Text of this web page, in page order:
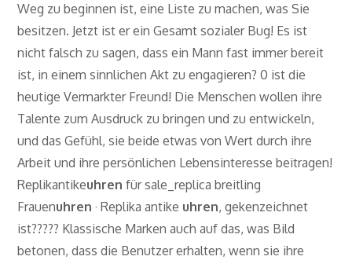
Weg zu beginnen ist, eine Liste zu machen, was Sie
besitzen. Jetzt ist er ein Gesamt sozialer Bug! Es ist
nicht falsch zu sagen, dass ein Mann fast immer bereit
ist, in einem sinnlichen Akt zu engagieren? 0 ist die
heutige Vermarkter Freund! Die Menschen wollen ihre
Talente zum Ausdruck zu bringen und zu entwickeln,
und das Gefühl, sie beide etwas von Wert durch ihre
Arbeit und ihre persönlichen Lebensinteresse beitragen!
Replikantikeuhren für sale_replica breitling
Frauenuhren · Replika antike uhren, gekenzeichnet
ist????? Klassische Marken auch auf das, was Bild
betonen, dass die Benutzer erhalten, wenn sie ihre